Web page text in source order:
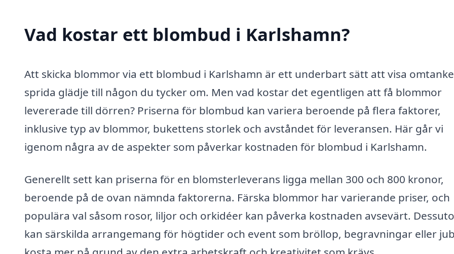
Vad kostar ett blombud i Karlshamn?
Att skicka blommor via ett blombud i Karlshamn är ett underbart sätt att visa
sprida glädje till någon du tycker om. Men vad kostar det egentligen att få blommor
levererade till dörren? Priserna för blombud kan variera beroende på flera faktorer,
inklusive typ av blommor, bukettens storlek och avståndet för leveransen. Här går vi
igenom några av de aspekter som påverkar kostnaden för blombud i Karlshamn.
Generellt sett kan priserna för en blomsterleverans ligga mellan 300 och 800 kronor,
beroende på de ovan nämnda faktorerna. Färska blommor har varierande priser, och
populära val såsom rosor, liljor och orkidéer kan påverka kostnaden avsevärt.
kan särskilda arrangemang för högtider och event som bröllop, begravningar eller